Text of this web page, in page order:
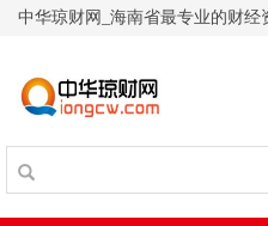
中华琼财网_海南省最专业的财经